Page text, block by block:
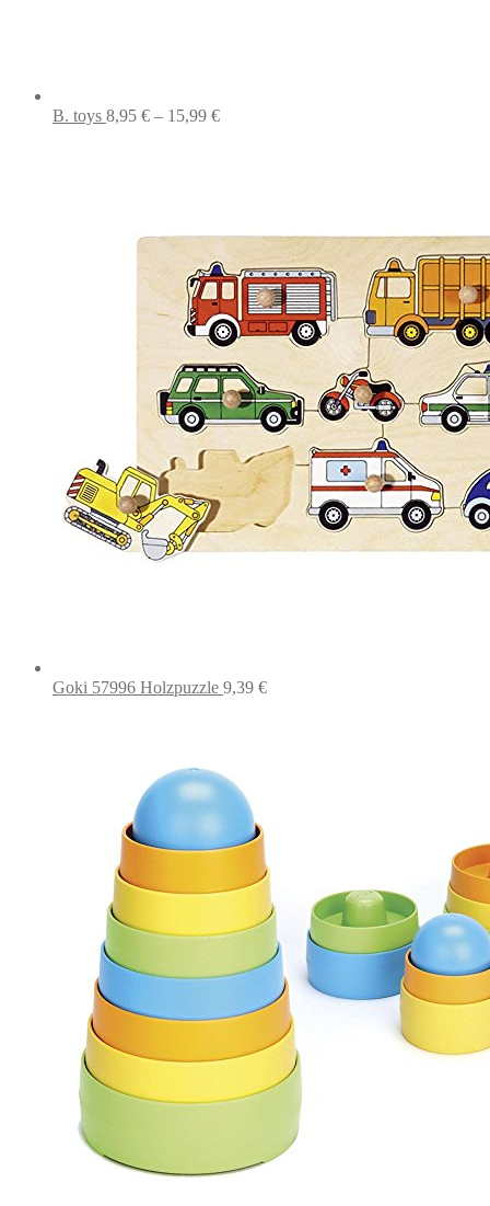
B. toys 8,95 € – 15,99 €Preisspanne:
Goki 57996 Holzpuzzle 9,39 €